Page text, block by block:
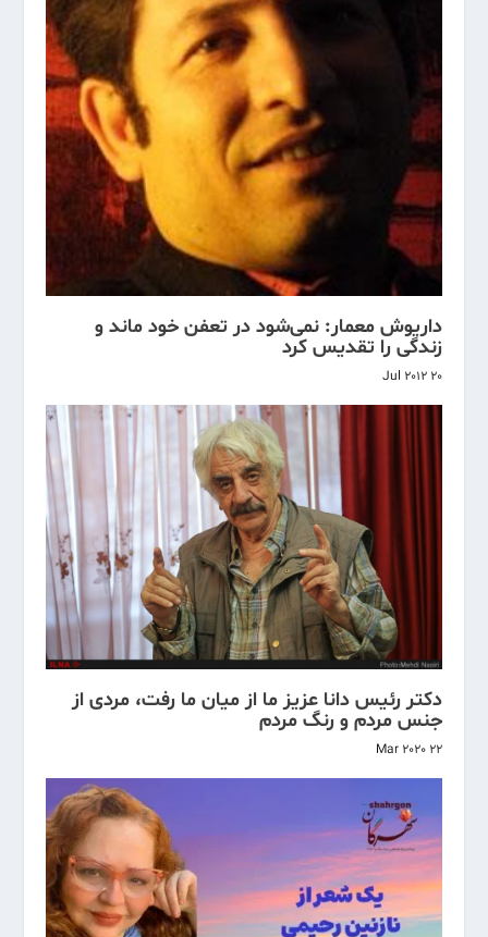
داریوش معمار: نمی‌شود در تعفن خود ماند و
زندگی را تقدیس کرد
20 Jul 2012
دکتر رئیس دانا عزیز ما از میان ما رفت، مردی از
جنس مردم و رنگ مردم
22 Mar 2020